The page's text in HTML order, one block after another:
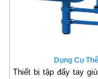
Dụng Cụ
Thiết bị tập đẩy tay